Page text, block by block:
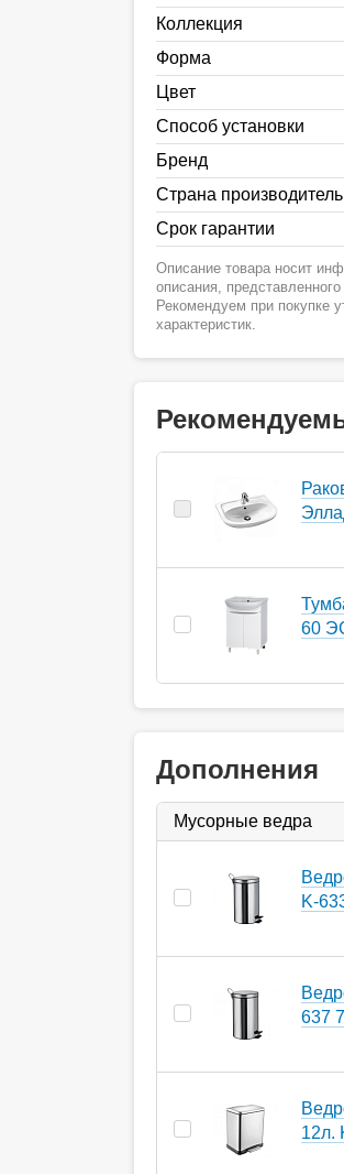
Коллекция
Форма
Цвет
Способ установки
Бренд
Страна производитель
Срок гарантии
Описание товара носит
описания,
Рекомендуем при покупке
характеристик.
60
Дополнения
Мусорные ведра
K-
637
12л.